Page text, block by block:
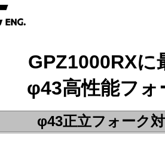
GPZ1000RX
φ43高性能フォ
φ43正立フォーク